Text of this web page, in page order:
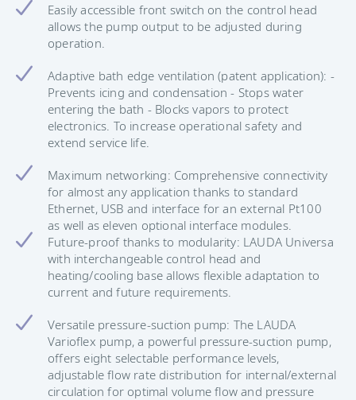
Easily accessible front switch on the control head
allows the pump output to be adjusted during
operation.
Adaptive bath edge ventilation (patent application): -
Prevents icing and condensation - Stops water
entering the bath - Blocks vapors to protect
electronics. To increase operational safety and
extend service life.
Maximum networking: Comprehensive connectivity
for almost any application thanks to standard
Ethernet, USB and interface for an external Pt100
as well as eleven optional interface modules.
Future-proof thanks to modularity: LAUDA Universa
with interchangeable control head and
heating/cooling base allows flexible adaptation to
current and future requirements.
Versatile pressure-suction pump: The LAUDA
Varioflex pump, a powerful pressure-suction pump,
offers eight selectable performance levels,
adjustable flow rate distribution for internal/external
circulation for optimal volume flow and pressure